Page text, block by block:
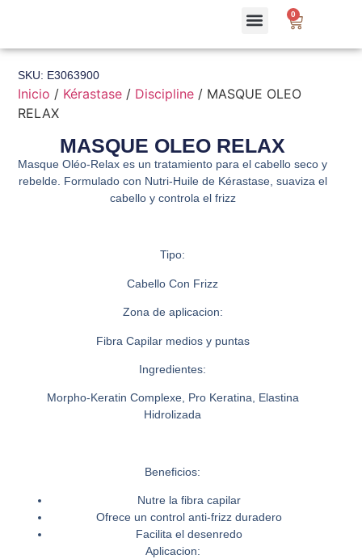
0
SKU: E3063900
Inicio / Kérastase / Discipline / MASQUE OLEO
RELAX
MASQUE OLEO RELAX
Masque Oléo-Relax es un tratamiento para el cabello seco y
rebelde. Formulado con Nutri-Huile de Kérastase, suaviza el
cabello y controla el frizz
Tipo:
Cabello Con Frizz
Zona de aplicacion:
Fibra Capilar medios y puntas
Ingredientes:
Morpho-Keratin Complexe, Pro Keratina, Elastina
Hidrolizada
Beneficios:
Nutre la fibra capilar
Ofrece un control anti-frizz duradero
Facilita el desenredo
Aplicacion: